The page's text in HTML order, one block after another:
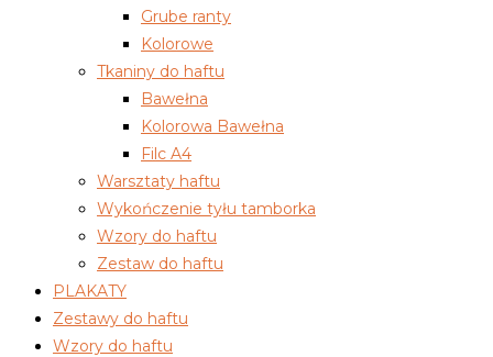
Grube ranty
Kolorowe
Tkaniny do haftu
Bawełna
Kolorowa Bawełna
Filc A4
Warsztaty haftu
Wykończenie tyłu tamborka
Wzory do haftu
Zestaw do haftu
PLAKATY
Zestawy do haftu
Wzory do haftu